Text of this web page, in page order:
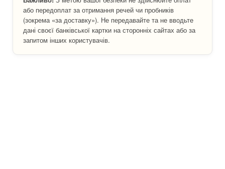
або передоплат за отримання речей чи пробників
(зокрема «за доставку»). Не передавайте та не вводьте
дані своєї банківської картки на сторонніх сайтах або за
запитом інших користувачів.